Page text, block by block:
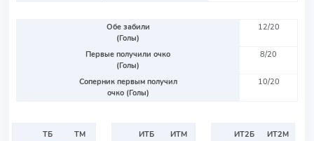
Обе забили
(Голы)
12/20
Первые получили очко
(Голы)
8/20
Соперник первым получил
очко (Голы)
10/20
ТБ
ТМ
ИТБ
ИТМ
ИТ2Б
ИТ2М